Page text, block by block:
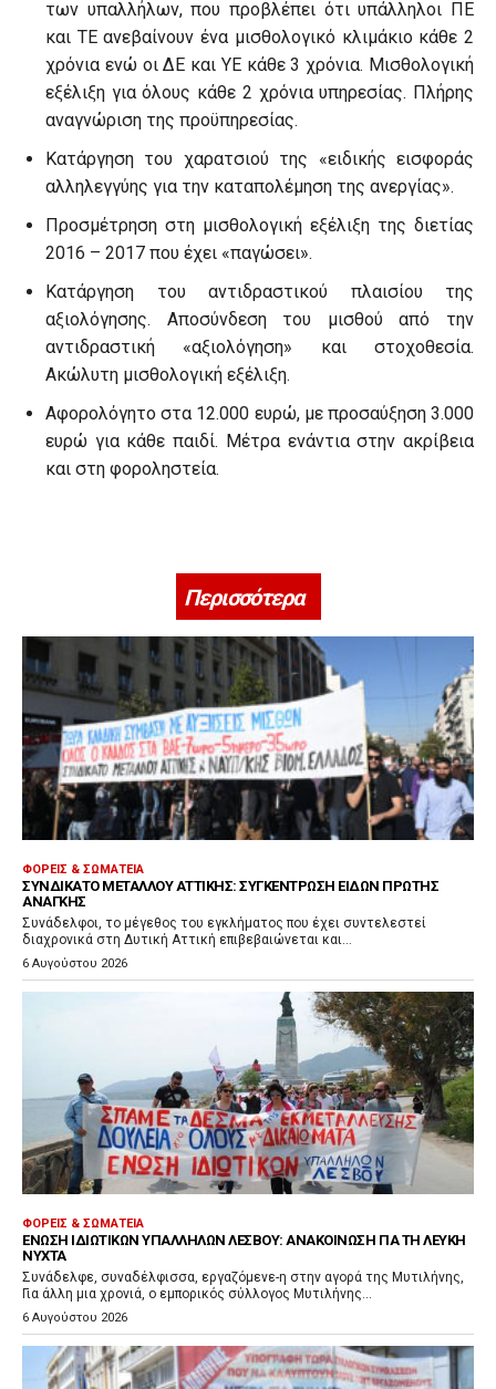
των υπαλλήλων, που προβλέπει ότι υπάλληλοι ΠΕ
και ΤΕ ανεβαίνουν ένα μισθολογικό κλιμάκιο κάθε 2
χρόνια ενώ οι ΔΕ και ΥΕ κάθε 3 χρόνια. Μισθολογική
εξέλιξη για όλους κάθε 2 χρόνια υπηρεσίας. Πλήρης
αναγνώριση της προϋπηρεσίας.
Κατάργηση του χαρατσιού της «ειδικής εισφοράς
αλληλεγγύης για την καταπολέμηση της ανεργίας».
Προσμέτρηση στη μισθολογική εξέλιξη της διετίας
2016 – 2017 που έχει «παγώσει».
Κατάργηση του αντιδραστικού πλαισίου της
αξιολόγησης. Αποσύνδεση του μισθού από την
αντιδραστική «αξιολόγηση» και στοχοθεσία.
Ακώλυτη μισθολογική εξέλιξη.
Αφορολόγητο στα 12.000 ευρώ, με προσαύξηση 3.000
ευρώ για κάθε παιδί. Μέτρα ενάντια στην ακρίβεια
και στη φοροληστεία.
Περισσότερα
ΦΟΡΕΊΣ & ΣΩΜΑΤΕΊΑ
ΣΥΝΔΙΚΆΤΟ ΜΕΤΆΛΛΟΥ ΑΤΤΙΚΉΣ: ΣΥΓΚΈΝΤΡΩΣΗ ΕΙΔΏΝ ΠΡΏΤΗΣ
ΑΝΆΓΚΗΣ
Συνάδελφοι, το μέγεθος του εγκλήματος που έχει συντελεστεί
διαχρονικά στη Δυτική Αττική επιβεβαιώνεται και...
6 Αυγούστου 2026
ΦΟΡΕΊΣ & ΣΩΜΑΤΕΊΑ
ΈΝΩΣΗ ΙΔΙΩΤΙΚΏΝ ΥΠΑΛΛΉΛΩΝ ΛΈΣΒΟΥ: ΑΝΑΚΟΊΝΩΣΗ ΓΙΑ ΤΗ ΛΕΥΚΉ
ΝΎΧΤΑ
Συνάδελφε, συναδέλφισσα, εργαζόμενε-η στην αγορά της Μυτιλήνης,
Για άλλη μια χρονιά, ο εμπορικός σύλλογος Μυτιλήνης...
6 Αυγούστου 2026